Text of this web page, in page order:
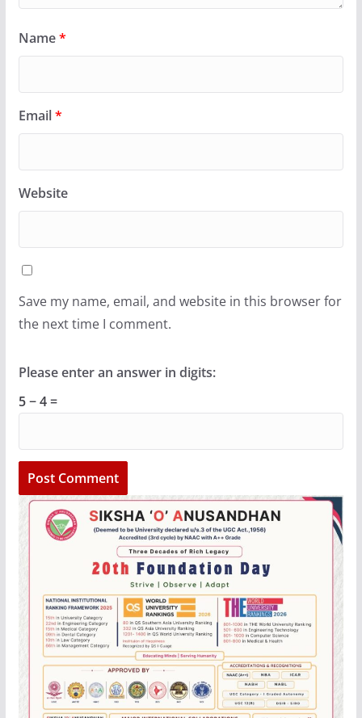
Name*
Email*
Website
Save my name, email, and website in this browser for
the next time I comment.
Please enter an answer in digits:
5 − 4 =